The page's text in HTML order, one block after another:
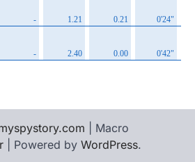
| Macro
| Powered by WordPress.